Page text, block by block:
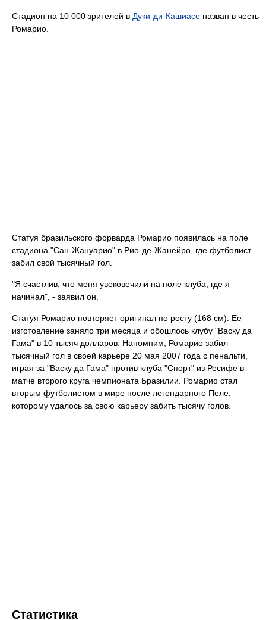
Стадион на 10 000 зрителей в Дуки-ди-Кашиасе назван в честь
Ромарио.
Статуя бразильского форварда Ромарио появилась на поле
стадиона "Сан-Жануарио" в Рио-де-Жанейро, где футболист
забил свой тысячный гол.
"Я счастлив, что меня увековечили на поле клуба, где я
начинал", - заявил он.
Статуя Ромарио повторяет оригинал по росту (168 см). Ее
изготовление заняло три месяца и обошлось клубу "Васку да
Гама" в 10 тысяч долларов. Напомним, Ромарио забил
тысячный гол в своей карьере 20 мая 2007 года с пенальти,
играя за "Васку да Гама" против клуба "Спорт" из Ресифе в
матче второго круга чемпионата Бразилии. Ромарио стал
вторым футболистом в мире после легендарного Пеле,
которому удалось за свою карьеру забить тысячу голов.
Статистика